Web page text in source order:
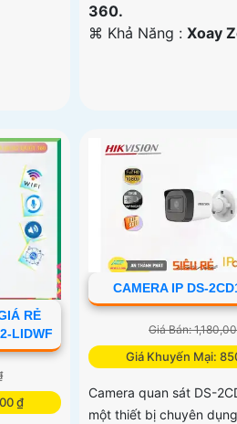
360.
️⌘ Khả Năng :Xoay
RẺ
LIDWF
₫
CAMERA IP DS-
Giá Bán:
Giá Khuyến Mại:
Camera quan sát DS-
một thiết bị chuyên